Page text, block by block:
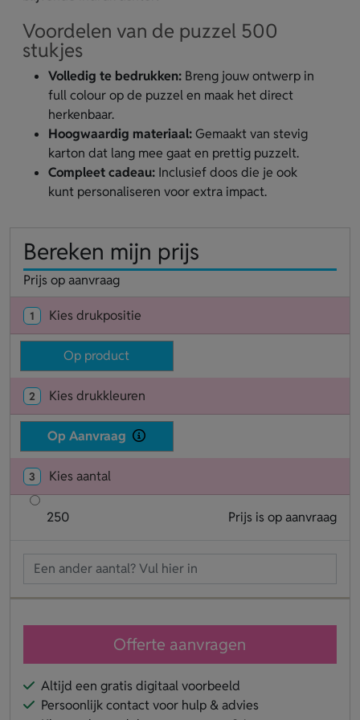
Voordelen van de puzzel 500
stukjes
Volledig te bedrukken: Breng jouw ontwerp in
full colour op de puzzel en maak het direct
herkenbaar.
Hoogwaardig materiaal:Gemaakt van stevig
karton dat lang mee gaat en prettig puzzelt.
Compleet cadeau: Inclusief doos die je ook
kunt personaliseren voor extra impact.
Bereken mijn prijs
Prijs op aanvraag
1 Kies drukpositie
Op product
2 Kies drukkleuren
Op Aanvraag
3 Kies aantal
250 Prijs is op aanvraag
Offerte aanvragen
Altijd een gratis digitaal voorbeeld
Persoonlijk contact voor hulp & advies